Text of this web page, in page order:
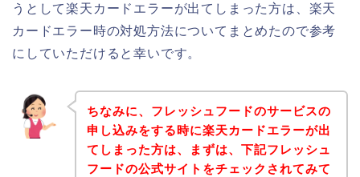
うとして楽天カードエラーが出てしまった方は、楽天
カードエラー時の対処方法についてまとめたので参考
にしていただけると幸いです。
ちなみに、フレッシュフードのサービスの
申し込みをする時に楽天カードエラーが出
てしまった方は、まずは、下記フレッシュ
フードの公式サイトをチェックされてみて